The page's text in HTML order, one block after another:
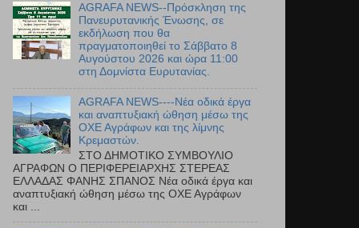
AGRAFA NEWS--Πρόσκληση της
Πανευρυτανικής Ένωσης, σε
εκδήλωση που θα
πραγματοποιηθεί το Σάββατο 8
Αυγούστου 2026 και ώρα 11:00
στη Δομνίστα Ευρυτανίας.
AGRAFA NEWS----Νέα οδικά έργα
και αναπτυξιακή ώθηση μέσω της
ΟΧΕ Αγράφων και της λίμνης
Κρεμαστών.
ΣΤΟ ΔΗΜΟΤΙΚΟ ΣΥΜΒΟΥΛΙΟ
ΑΓΡΑΦΩΝ Ο ΠΕΡΙΦΕΡΕΙΑΡΧΗΣ ΣΤΕΡΕΑΣ
ΕΛΛΑΔΑΣ ΦΑΝΗΣ ΣΠΑΝΟΣ Νέα οδικά έργα και
αναπτυξιακή ώθηση μέσω της ΟΧΕ Αγράφων
και ...